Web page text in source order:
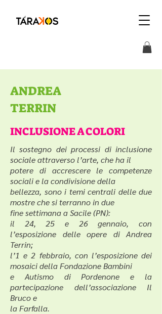
ANDREA
TERRIN
INCLUSIONE A COLORI
Il sostegno dei processi di inclusione
sociale attraverso l’arte, che ha il
potere di accrescere le competenze
sociali e la condivisione della
bellezza, sono i temi centrali delle due
mostre che si terranno in due
fine settimana a Sacile (PN):
il 24, 25 e 26 gennaio, con
l’esposizione delle opere di Andrea
Terrin;
l’1 e 2 febbraio, con l’esposizione dei
mosaici della Fondazione Bambini
e Autismo di Pordenone e la
partecipazione dell’associazione Il
Bruco e
la Farfalla.